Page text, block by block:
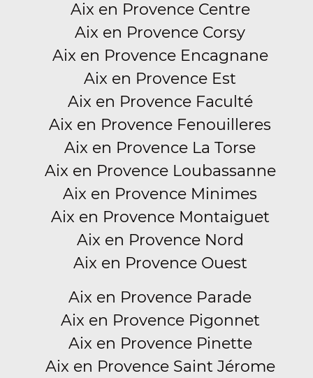
Aix en Provence Centre
Aix en Provence Corsy
Aix en Provence Encagnane
Aix en Provence Est
Aix en Provence Faculté
Aix en Provence Fenouilleres
Aix en Provence La Torse
Aix en Provence Loubassanne
Aix en Provence Minimes
Aix en Provence Montaiguet
Aix en Provence Nord
Aix en Provence Ouest
Aix en Provence Parade
Aix en Provence Pigonnet
Aix en Provence Pinette
Aix en Provence Saint Jérome